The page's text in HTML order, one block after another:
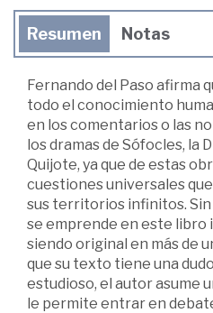
Resumen Notas
Fernando del Paso afirma
todo el conocimiento
en los comentarios o las
los dramas de Sófocles, la
Quijote, ya que de estas
cuestiones universales
sus territorios infinitos. Sin
se emprende en este
siendo original en más de
que su texto tiene una
estudioso, el autor asume
le permite entrar en